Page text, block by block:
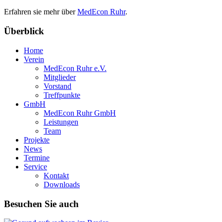
Erfahren sie mehr überMedEcon Ruhr.
Überblick
Home
Verein
MedEcon Ruhr e.V.
Mitglieder
Vorstand
Treffpunkte
GmbH
MedEcon Ruhr GmbH
Leistungen
Team
Projekte
News
Termine
Service
Kontakt
Downloads
Besuchen Sie auch